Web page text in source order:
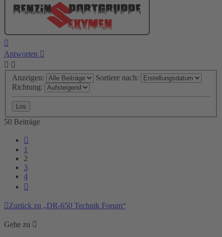
Antworten
Anzeigen:
Sortiere nach:
Richtung:
50 Beiträge
1
2
3
4
Zurück zu „DR-650 Technik Forum“
Gehe zu